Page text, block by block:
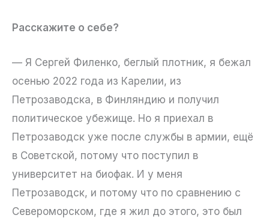
Расскажите о себе?
— Я Сергей Филенко, беглый плотник, я бежал
осенью 2022 года из Карелии, из
Петрозаводска, в Финляндию и получил
политическое убежище. Но я приехал в
Петрозаводск уже после службы в армии, ещё
в Советской, потому что поступил в
университет на биофак. И у меня
Петрозаводск, и потому что по сравнению с
Североморском, где я жил до этого, это был